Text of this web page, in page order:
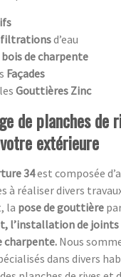
d’eau
bois de charpente
Façades
Gouttières Zinc
de planches de
extérieure
34est composée
à réaliser divers
la pose de gouttière
l’installation de
charpente. Nous
dans divers